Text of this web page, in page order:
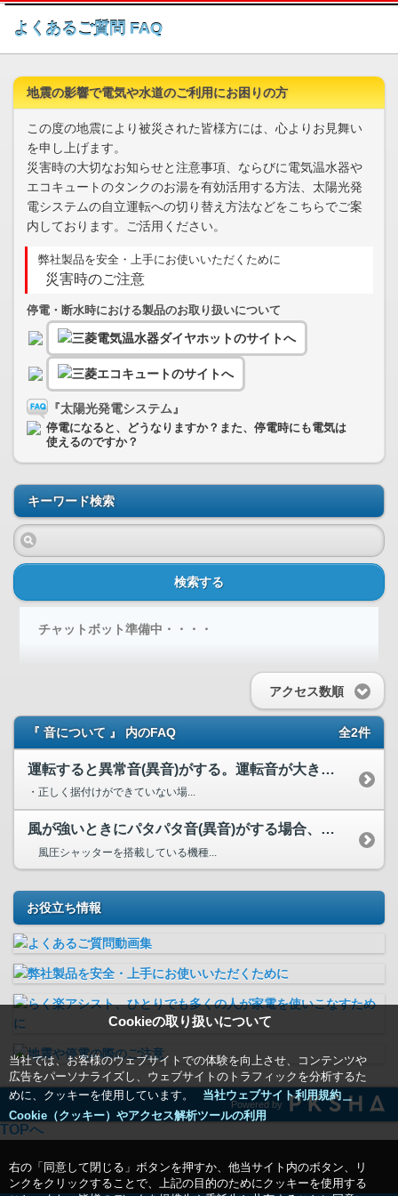
このページの本文へ
よくあるご質問 FAQ
Cookieの取り扱いについて
当社では、お客様のウェブサイトでの体験を向上させ、コンテンツや
広告をパーソナライズし、ウェブサイトのトラフィックを分析するた
めに、クッキーを使用しています。
当社ウェブサイト利用規約＿
Cookie（クッキー）やアクセス解析ツールの利用
右の「同意して閉じる」ボタンを押すか、他当サイト内のボタン、リ
ンクをクリックすることで、上記の目的のためにクッキーを使用する
地震の影響で電気や水道のご利用にお困りの方
この度の地震により被災された皆様方には、心よりお見舞い
を申し上げます。
災害時の大切なお知らせと注意事項、ならびに電気温水器や
エコキュートのタンクのお湯を有効活用する方法、太陽光発
電システムの自立運転への切り替え方法などをこちらでご案
内しております。ご活用ください。
弊社製品を安全・上手にお使いいただくために
災害時のご注意
停電・断水時における製品のお取り扱いについて
『太陽光発電システム』
停電になると、どうなりますか？また、停電時にも電気は
使えるのですか？
キーワード検索
検索する
チャットボット準備中・・・・
アクセス数順
『 音について 』 内のFAQ 全2件
運転すると異常音(異音)がする。運転音が大きくなった。原因...
・正しく据付けができていない場...
風が強いときにパタパタ音(異音)がする場合、原因は何でしょうか？
風圧シャッターを搭載している機種...
お役立ち情報
Powered by
TOPへ